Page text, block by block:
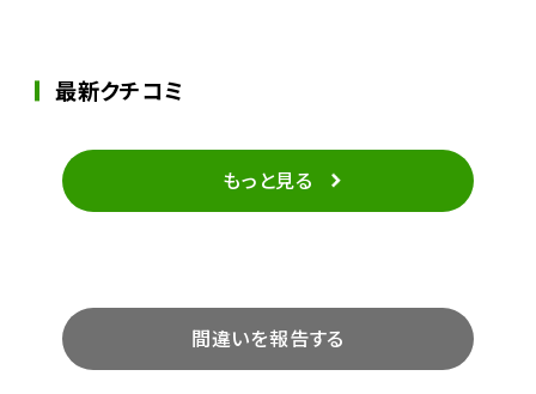
最新クチコミ
もっと見る
間違いを報告する